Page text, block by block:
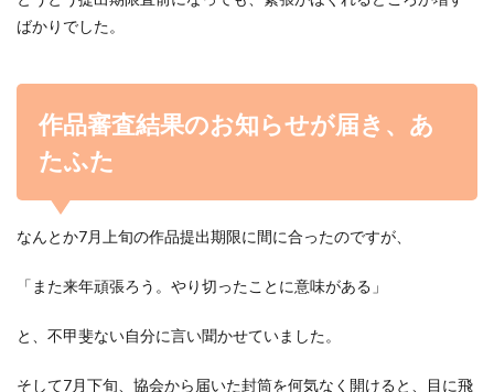
ばかりでした。
作品審査結果のお知らせが届き、あ
たふた
なんとか7月上旬の作品提出期限に間に合ったのですが、
「また来年頑張ろう。やり切ったことに意味がある」
と、不甲斐ない自分に言い聞かせていました。
そして7月下旬、協会から届いた封筒を何気なく開けると、目に飛